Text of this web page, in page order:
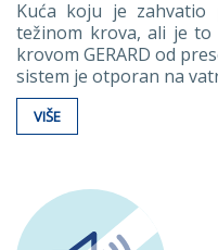
Kuća koju je
težinom krova, ali je to
krovom GERARD od
sistem je otporan na
VIŠE